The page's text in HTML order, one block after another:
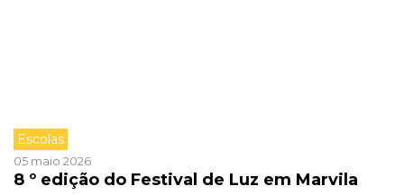
Escolas
05 maio 2026
8 º edição do Festival de Luz em Marvila